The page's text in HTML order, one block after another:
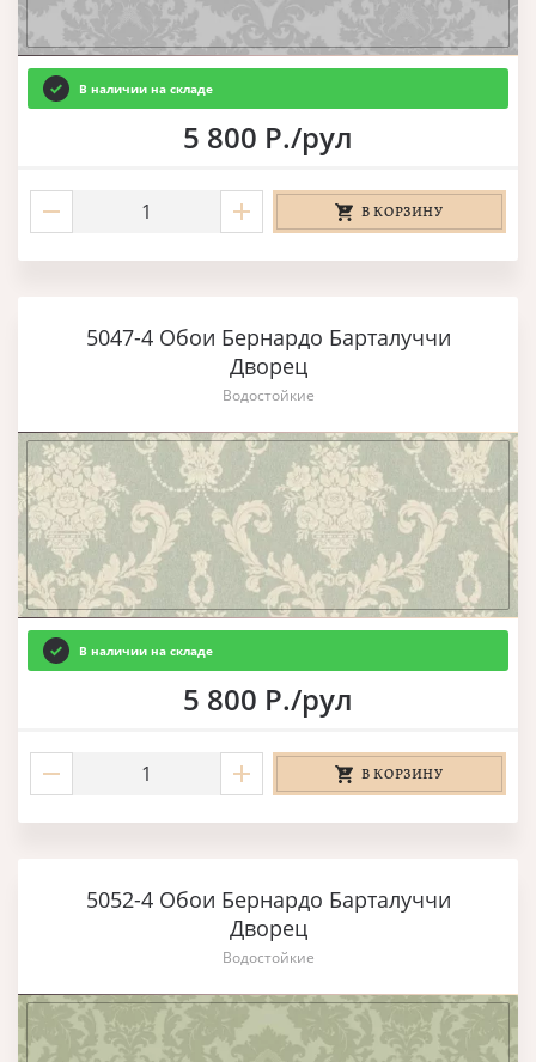
В наличии на складе
5 800 Р./рул
В КОРЗИНУ
5047-4 Обои Бернардо Барталуччи
Дворец
Водостойкие
В наличии на складе
5 800 Р./рул
В КОРЗИНУ
5052-4 Обои Бернардо Барталуччи
Дворец
Водостойкие